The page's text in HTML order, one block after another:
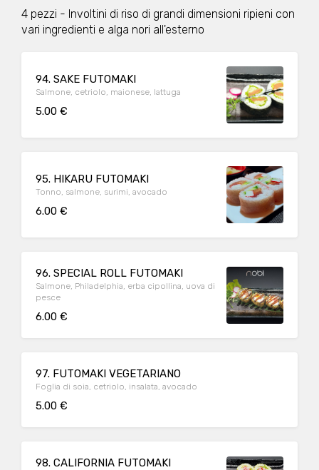
4 pezzi - Involtini di riso di grandi dimensioni ripieni con
vari ingredienti e alga nori all'esterno
94. SAKE FUTOMAKI
Salmone, cetriolo, maionese, lattuga
5.00 €
95. HIKARU FUTOMAKI
Tonno, salmone, surimi, avocado
6.00 €
96. SPECIAL ROLL FUTOMAKI
Salmone, Philadelphia, erba cipollina, uova di
pesce
6.00 €
97. FUTOMAKI VEGETARIANO
Foglia di soia, cetriolo, insalata, avocado
5.00 €
98. CALIFORNIA FUTOMAKI